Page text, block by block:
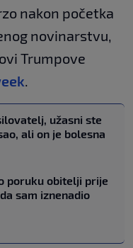
nakon početka
novinarstvu,
Trumpove
.
užasni ste
ali on je bolesna
poruku obitelji prije
sam iznenadio